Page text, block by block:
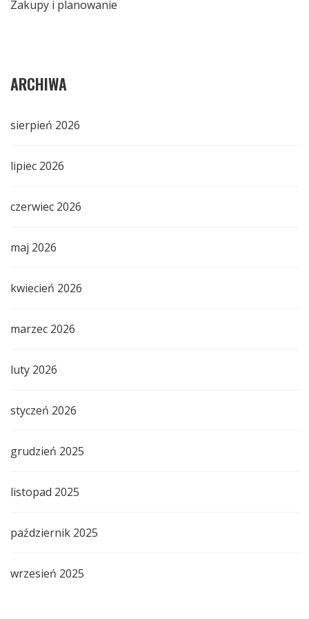
Zakupy i planowanie
ARCHIWA
sierpień 2026
lipiec 2026
czerwiec 2026
maj 2026
kwiecień 2026
marzec 2026
luty 2026
styczeń 2026
grudzień 2025
listopad 2025
październik 2025
wrzesień 2025